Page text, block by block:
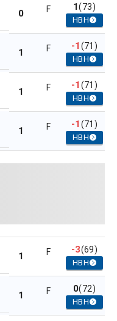
0 F 1(73)
HBH
1 F -1(71)
HBH
1 F -1(71)
HBH
1 F -1(71)
HBH
1 F -3(69)
HBH
1 F 0(72)
HBH